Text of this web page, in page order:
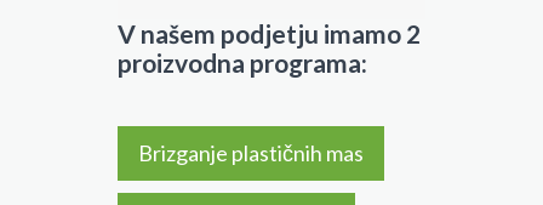
V našem podjetju imamo 2
proizvodna programa:
Brizganje plastičnih mas